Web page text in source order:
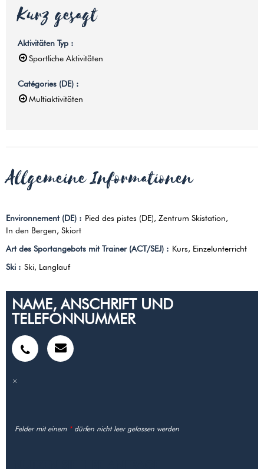
Kurz gesagt
Aktivitäten Typ :
Sportliche Aktivitäten
Catégories (DE) :
Multiaktivitäten
Allgemeine Informationen
Environnement (DE) : Pied des pistes (DE) Zentrum Skistation
In den Bergen Skiort
Art des Sportangebots mit Trainer (ACT/SEJ) : Kurs Einzelunterricht
Ski : Ski Langlauf
NAME, ANSCHRIFT UND
TELEFONNUMMER
Felder mit einem *dürfen nicht leer gelassen werden